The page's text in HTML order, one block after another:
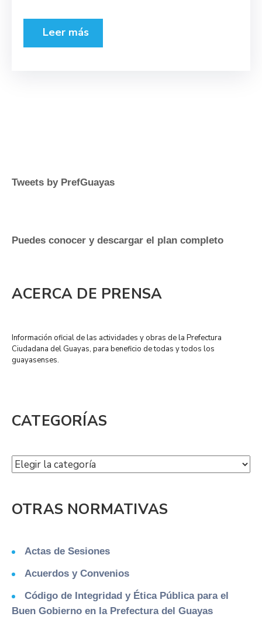
Leer más
Tweets by PrefGuayas
Puedes conocer y descargar el plan completo
ACERCA DE PRENSA
Información oficial de las actividades y obras de la Prefectura
Ciudadana del Guayas, para beneficio de todas y todos los
guayasenses.
CATEGORÍAS
OTRAS NORMATIVAS
Actas de Sesiones
Acuerdos y Convenios
Código de Integridad y Ética Pública para el
Buen Gobierno en la Prefectura del Guayas